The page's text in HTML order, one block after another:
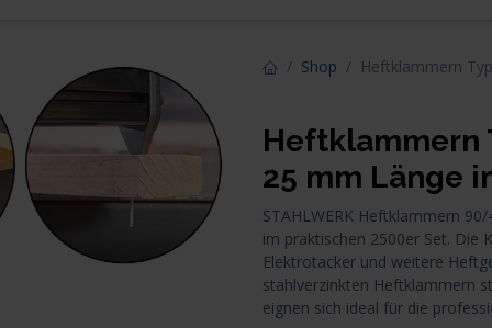
Shop Heftklammern
Heftklammern
25 mm Länge
STAHLWERK Heftklammern
im praktischen 2500er Set. Die
Elektrotacker und weitere
stahlverzinkten Heftklammern
eignen sich ideal für die